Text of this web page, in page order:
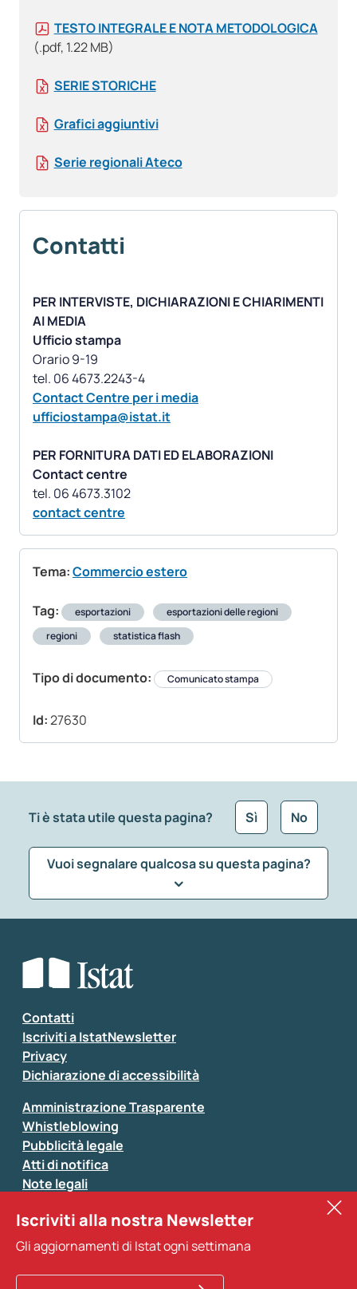
TESTO INTEGRALE E NOTA METODOLOGICA
(.pdf, 1.22 MB)
SERIE STORICHE
Grafici aggiuntivi
Serie regionali Ateco
Contatti
PER INTERVISTE, DICHIARAZIONI E CHIARIMENTI
AI MEDIA
Ufficio stampa
Orario 9-19
Contact Centre per i media
ufficiostampa@istat.it
PER FORNITURA DATI ED ELABORAZIONI
Contact centre
contact centre
Tema:Commercio estero
Tag: esportazioni
esportazioni delle regioni
regioni
statistica flash
Tipo di documento: Comunicato stampa
Id:27630
Ti è stata utile questa pagina? Sì No
Vuoi segnalare qualcosa su questa pagina?
Seleziona la tipologia della segnalazione
Inserisci il tuo commento
Si prega di non fornire dati di natura personale (ad
esempio dati di contatto). Per ogni altra comunicazione
Contatti
Iscriviti a IstatNewsletter
Privacy
Dichiarazione di accessibilità
Amministrazione Trasparente
Whistleblowing
Pubblicità legale
Atti di notifica
Note legali
Sistan
Altri servizi
Iscriviti alla nostra Newsletter
Gli aggiornamenti di Istat ogni settimana